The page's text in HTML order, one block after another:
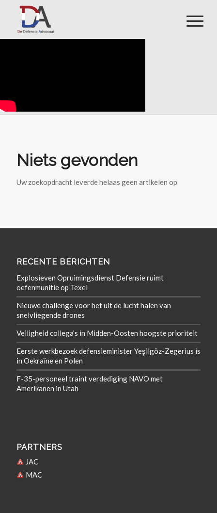
Niets gevonden
Uw zoekopdracht leverde helaas geen artikelen op
RECENTE BERICHTEN
Explosieven Opruimingsdienst Defensie ruimt
oefenmunitie op Texel
Nieuwe challenge voor het uit de lucht halen van
snelvliegende drones
Veiligheid collega’s in Midden-Oosten hoogste prioriteit
Eerste werkbezoek defensieminister Yeşilgöz-Zegerius is
in Oekraïne en Polen
F-35-personeel traint verdediging NAVO met
Amerikanen in Utah
PARTNERS
JAC
MAC